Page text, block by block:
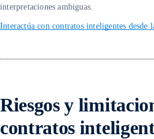
interpretaciones ambiguas.
Interactúa con contratos inteligentes desde
Riesgos y
contratos